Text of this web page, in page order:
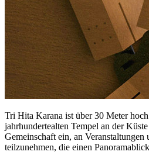
Tri Hita Karana ist über 30 Meterhoch
jahrhundertealten Tempel an der
Gemeinschaft ein, an Veranstaltungen
teilzunehmen, die einen